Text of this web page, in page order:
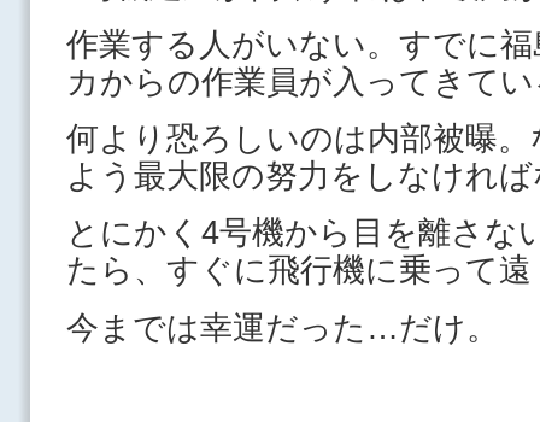
作業する人がいない。すでに
カからの作業員が入ってきて
何より恐ろしいのは内部被曝
よう最大限の努力をしなけれ
とにかく4号機から目を離さな
たら、すぐに飛行機に乗って
今までは幸運だった…だけ。